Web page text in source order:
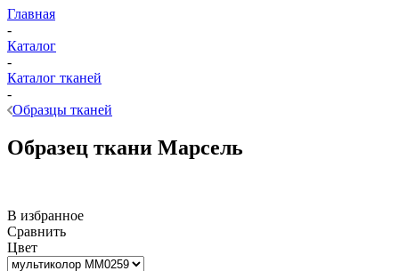
Главная
-
Каталог
-
Каталог тканей
-
Образцы тканей
Образец ткани Марсель
В избранное
Сравнить
Цвет